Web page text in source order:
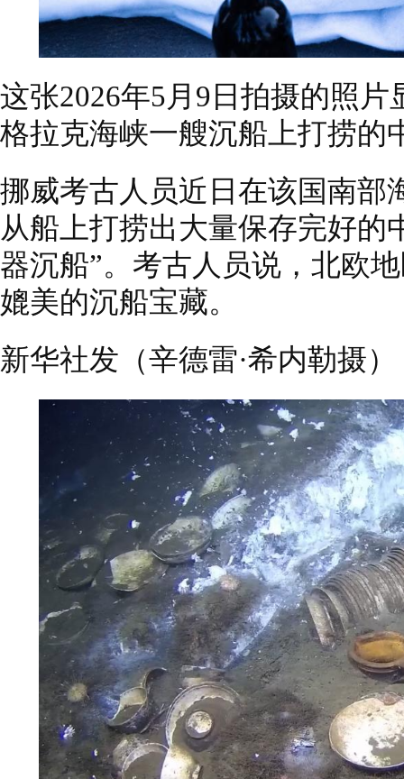
这张2026年5月9日拍摄的照
格拉克海峡一艘沉船上打捞的
挪威考古人员近日在该国南部
从船上打捞出大量保存完好的
器沉船”。考古人员说，北欧
媲美的沉船宝藏。
新华社发（辛德雷·希内勒摄）